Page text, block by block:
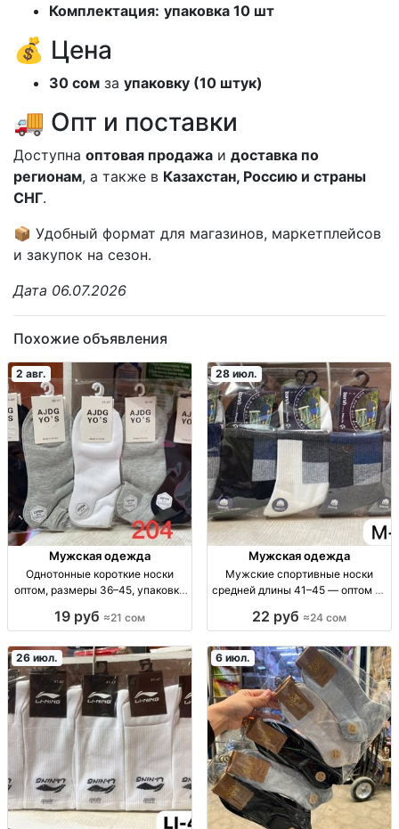
Комплектация: упаковка 10 шт
💰 Цена
30 сом за упаковку (10 штук)
🚚 Опт и поставки
Доступна оптовая продажа и доставка по
регионам, а также в Казахстан, Россию и страны
СНГ.
📦 Удобный формат для магазинов, маркетплейсов
и закупок на сезон.
Дата 06.07.2026
Похожие объявления
2 авг.
Мужская одежда
Однотонные короткие носки
оптом, размеры 36–45, упаковка
носки оптом, р-р 36–41 и 41–45,
19 руб ≈21 сом
28 июл.
Мужская одежда
Мужские спортивные носки
средней длины 41–45 — оптом 10
носки ср. длины, р.41–45, опт,
22 руб ≈24 сом
26 июл. 6 июл.